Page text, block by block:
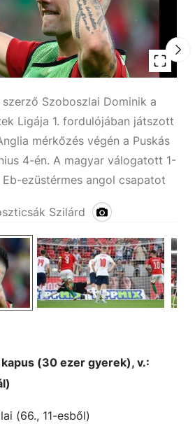
Szoboszlai Dominik a
Ligája 1. fordulójában játszott
mérkőzés végén a Puskás
4-én. A magyar válogatott 1-
ezüstérmes angol csapatot
Szilárd
(30 ezer gyerek), v.:
(66., 11-esből)